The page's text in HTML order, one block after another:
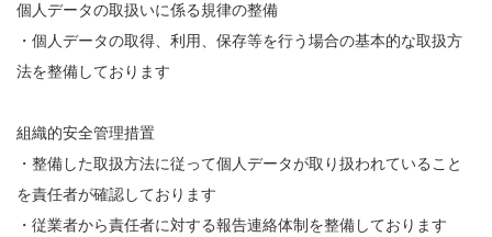
個人データの取扱いに係る規律の整備
・個人データの取得、利用、保存等を行う場合の基本的な取扱方
法を整備しております
組織的安全管理措置
・整備した取扱方法に従って個人データが取り扱われていること
を責任者が確認しております
・従業者から責任者に対する報告連絡体制を整備しております